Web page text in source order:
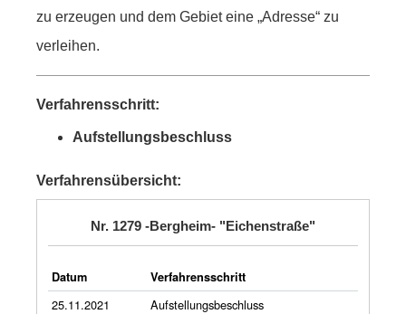
zu erzeugen und dem Gebiet eine „Adresse“ zu
verleihen.
Verfahrensschritt:
Aufstellungsbeschluss
Verfahrensübersicht:
Nr. 1279 -Bergheim- "Eichenstraße"
Datum Verfahrensschritt
25.11.2021 Aufstellungsbeschluss